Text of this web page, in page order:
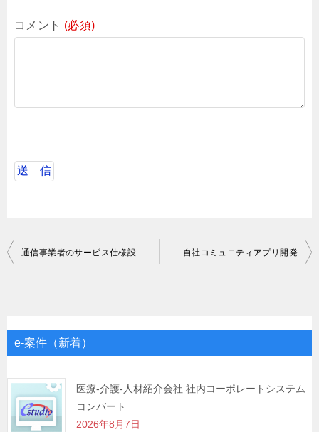
コメント (必須)
投
ゲ
シ
ョ
通信事業者のサービス仕様設計-業務設計 自社コミュニティアプリ開発
e-案件（新着）
医療-介護-人材紹介会社 社内コーポレートシステム
コンバート
2026年8月7日